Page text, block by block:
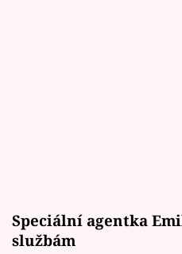
Speciální agentka
službám